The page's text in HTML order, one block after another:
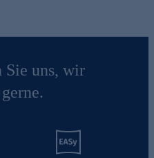
Sie uns, wir